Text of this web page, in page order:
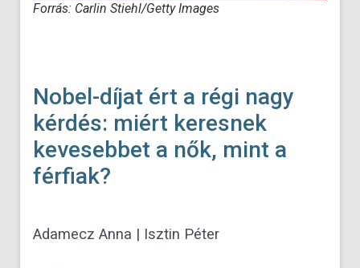
Forrás: Carlin Stiehl/Getty Images
Nobel-díjat ért a régi nagy
kérdés: miért keresnek
kevesebbet a nők, mint a
férfiak?
Adamecz Anna | Isztin Péter